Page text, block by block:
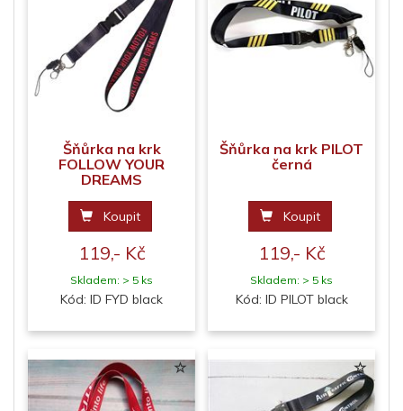
Šňůrka na krk
FOLLOW YOUR
DREAMS
Koupit
119,- Kč
Skladem: > 5 ks
Kód: ID FYD black
Šňůrka na krk PILOT
černá
Koupit
119,- Kč
Skladem: > 5 ks
Kód: ID PILOT black